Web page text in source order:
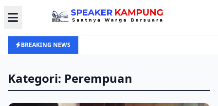
BREAKING NEWS
Kategori: Perempuan